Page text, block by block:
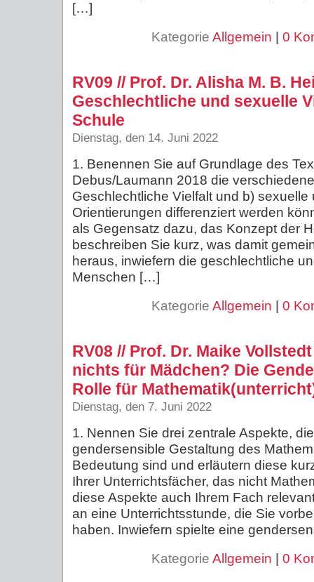
[…]
Kategorie Allgemein 0
RV09 // Prof. Dr. Alisha M. B.
Geschlechtliche und sexuelle
Schule
Dienstag, den 14. Juni 2022
1. Benennen Sie auf Grundlage des
Debus/Laumann 2018 die
Geschlechtliche Vielfalt und b) sexuelle
Orientierungen differenziert werden
als Gegensatz dazu, das Konzept der
beschreiben Sie kurz, was damit
heraus, inwiefern die geschlechtliche
Menschen […]
Kategorie Allgemein 0
RV08 // Prof. Dr. Maike
nichts für Mädchen? Die
Rolle für
Dienstag, den 7. Juni 2022
1. Nennen Sie drei zentrale Aspekte,
gendersensible Gestaltung des
Bedeutung sind und erläutern diese
Ihrer Unterrichtsfächer, das nicht
diese Aspekte auch Ihrem Fach
an eine Unterrichtsstunde, die Sie
haben. Inwiefern spielte eine
Kategorie Allgemein 0